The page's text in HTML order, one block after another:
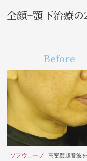
全顔+顎下治療
Before
ソフウェーブ
高密度超音波